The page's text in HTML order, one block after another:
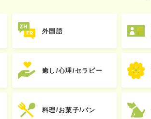
外国語
癒し/心理/セラピー
料理/お菓子/パン